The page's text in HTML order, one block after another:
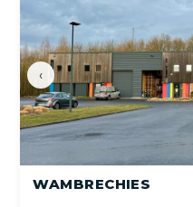
‹
WAMBRECHIES